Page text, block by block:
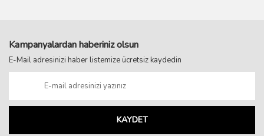
Kampanyalardan haberiniz olsun
E-Mail adresinizi haber listemize ücretsiz kaydedin
KAYDET